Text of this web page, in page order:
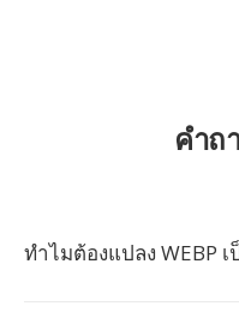
คำถ
ทำไมต้องแปลง WEBP เ